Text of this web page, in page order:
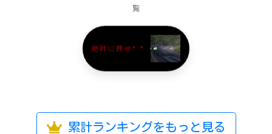
覧
絶対に押せ^ ^
累計ランキングをもっと見る